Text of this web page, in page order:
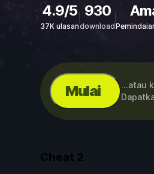
4.9/5
37K ulasan
930
download
Mulai ...atau
Cheat 2